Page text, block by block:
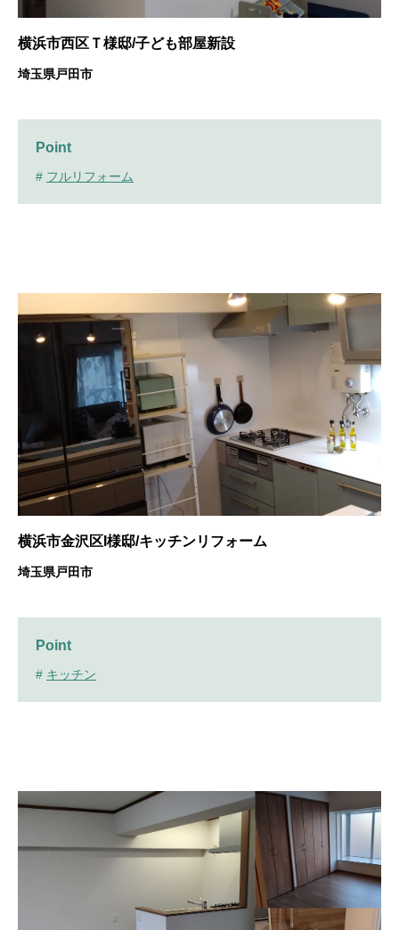
横浜市西区Ｔ様邸/子ども部屋新設
埼玉県戸田市
Point
# フルリフォーム
横浜市金沢区I様邸/キッチンリフォーム
埼玉県戸田市
Point
# キッチン